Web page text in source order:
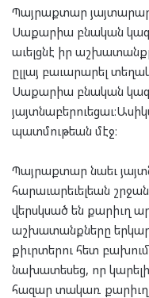
Պայրաքտար
Սաքարիա բնական
աւելցնէ իր
ըլլայ բաւարարել
Սաքարիա բնական
պատմութեան մէջ։
Պայրաքտար նաեւ
հարաւարեւելեան
վերսկսած են քարիւղ
աշխատանքները
քիւրտերու հետ
նախատեսեց, որ կարելի
հազար տակառ